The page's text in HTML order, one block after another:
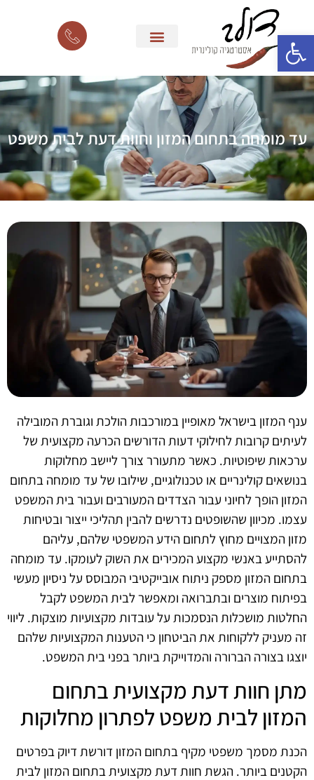
פתח סרגל נגישות
עד מומחה בתחום המזון וחוות דעת לבית משפט
ענף המזון בישראל מאופיין במורכבות הולכת וגוברת המובילה
לעיתים קרובות לחילוקי דעות הדורשים הכרעה מקצועית של
ערכאות שיפוטיות. כאשר מתעורר צורך ליישב מחלוקות
בנושאים קולינריים או טכנולוגיים, שילובו של עד מומחה בתחום
המזון הופך לחיוני עבור הצדדים המעורבים ועבור בית המשפט
עצמו. מכיוון שהשופטים נדרשים להבין תהליכי ייצור ובטיחות
מזון המצויים מחוץ לתחום הידע המשפטי שלהם, עליהם
להסתייע באנשי מקצוע המכירים את השוק לעומקו. עד מומחה
בתחום המזון מספק ניתוח אובייקטיבי המבוסס על ניסיון מעשי
בפיתוח מוצרים ובתברואה ומאפשר לבית המשפט לקבל
החלטות מושכלות הנסמכות על עובדות מקצועיות מוצקות. ליווי
זה מעניק ללקוחות את הביטחון כי הטענות המקצועיות שלהם
יוצגו בצורה הברורה והמדוייקת ביותר בפני בית המשפט.
מתן חוות דעת מקצועית בתחום
המזון לבית משפט לפתרון מחלוקות
הכנת מסמך משפטי מקיף בתחום המזון דורשת דיוק בפרטים
הקטנים ביותר. הגשת חוות דעת מקצועית בתחום המזון לבית